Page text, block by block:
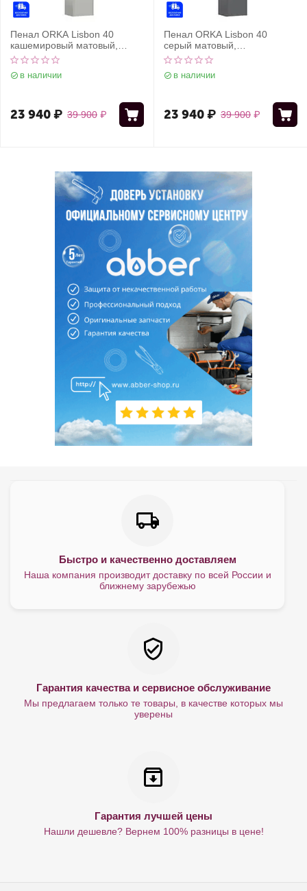
Пенал ORKA Lisbon 40
кашемировый матовый,
универсальный
в наличии
39 900 ₽
23 940₽
Пенал ORKA Lisbon 40
серый матовый,
универсальный
в наличии
39 900 ₽
23 940₽
Быстро и качественно доставляем
Наша компания производит доставку по всей России и
ближнему зарубежью
Гарантия качества и сервисное обслуживание
Мы предлагаем только те товары, в качестве которых мы
уверены
Гарантия лучшей цены
Нашли дешевле? Вернем 100% разницы в цене!